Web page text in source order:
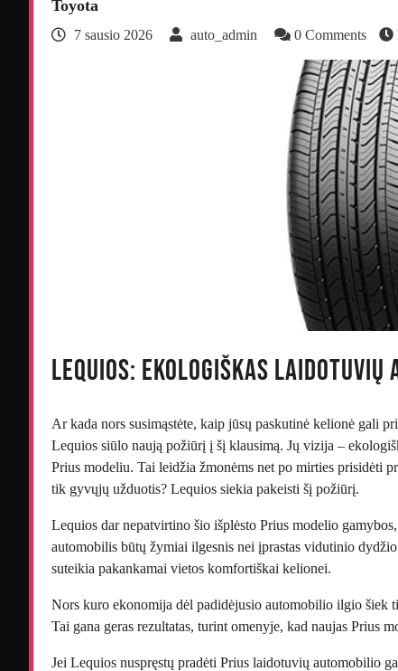
Toyota
7 sausio 2026 auto_admin 0 Comments
Lequios: Ekologiškas Laidotuvių
Ar kada nors susimąstėte, kaip jūsų paskutinė kelionė gali
Lequios siūlo naują požiūrį į šį klausimą. Jų vizija –
Prius modeliu. Tai leidžia žmonėms net po mirties prisidėti
tik gyvųjų užduotis? Lequios siekia pakeisti šį požiūrį.
Lequios dar nepatvirtino šio išplėsto Prius modelio
automobilis būtų žymiai ilgesnis nei įprastas vidutinio
suteikia pakankamai vietos komfortiškai kelionei.
Nors kuro ekonomija dėl padidėjusio automobilio ilgio šiek
Tai gana geras rezultatas, turint omenyje, kad naujas Prius
Jei Lequios nuspręstų pradėti Prius laidotuvių automobilio